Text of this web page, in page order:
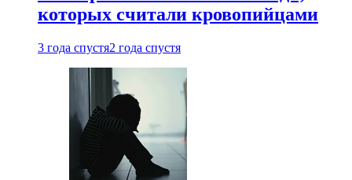
которых считали кровопийцами
3 года спустя2 года спустя